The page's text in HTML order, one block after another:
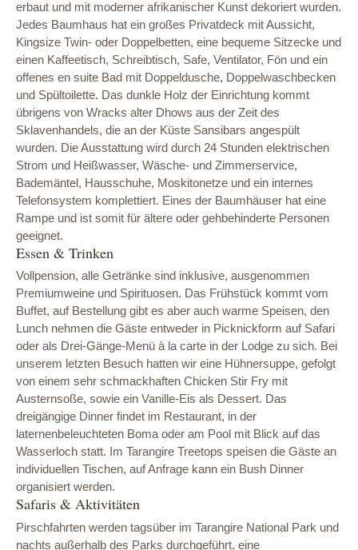
erbaut und mit moderner afrikanischer Kunst dekoriert wurden.
Jedes Baumhaus hat ein großes Privatdeck mit Aussicht,
Kingsize Twin- oder Doppelbetten, eine bequeme Sitzecke und
einen Kaffeetisch, Schreibtisch, Safe, Ventilator, Fön und ein
offenes en suite Bad mit Doppeldusche, Doppelwaschbecken
und Spültoilette. Das dunkle Holz der Einrichtung kommt
übrigens von Wracks alter Dhows aus der Zeit des
Sklavenhandels, die an der Küste Sansibars angespült
wurden. Die Ausstattung wird durch 24 Stunden elektrischen
Strom und Heißwasser, Wäsche- und Zimmerservice,
Bademäntel, Hausschuhe, Moskitonetze und ein internes
Telefonsystem komplettiert. Eines der Baumhäuser hat eine
Rampe und ist somit für ältere oder gehbehinderte Personen
geeignet.
Essen & Trinken
Vollpension, alle Getränke sind inklusive, ausgenommen
Premiumweine und Spirituosen. Das Frühstück kommt vom
Buffet, auf Bestellung gibt es aber auch warme Speisen, den
Lunch nehmen die Gäste entweder in Picknickform auf Safari
oder als Drei-Gänge-Menü à la carte in der Lodge zu sich. Bei
unserem letzten Besuch hatten wir eine Hühnersuppe, gefolgt
von einem sehr schmackhaften Chicken Stir Fry mit
Austernsoße, sowie ein Vanille-Eis als Dessert. Das
dreigängige Dinner findet im Restaurant, in der
laternenbeleuchteten Boma oder am Pool mit Blick auf das
Wasserloch statt. Im Tarangire Treetops speisen die Gäste an
individuellen Tischen, auf Anfrage kann ein Bush Dinner
organisiert werden.
Safaris & Aktivitäten
Pirschfahrten werden tagsüber im Tarangire National Park und
nachts außerhalb des Parks durchgeführt, eine